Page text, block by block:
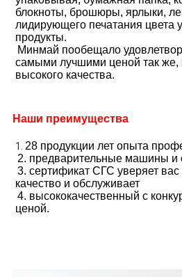
блокноты, брошюры, ярлыки,
лидирующего печатания цвета
продукты.
Минмай пообещало
самыми лучшими ценой так же,
высокого качества.
Наши преимущества
1. 28 продукции лет опыта
2. предварительные машины и
3. сертификат СГС уверяет
качество и обслуживает
4. высококачественный с
ценой.